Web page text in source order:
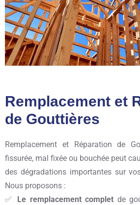
Remplacement et
de Gouttières
Remplacement et Réparation de
fissurée, mal fixée ou bouchée peut
des dégradations importantes sur
Nous proposons :
✅ Le remplacement complet de